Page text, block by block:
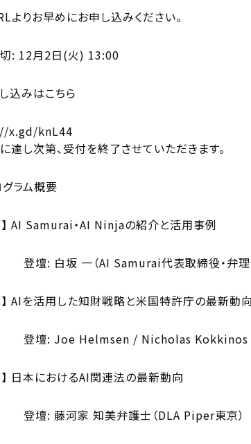
よりお早めにお申し込みください。
: 12月2日(火) 13:00
込みはこちら
x.gd/knL44
達し次第、受付を終了させていただきます。
ラム概要
】 AI Samurai・AI Ninjaの紹介と活用事例
白坂 一（AI Samurai代表取締役・弁理
】 AIを活用した知財戦略と米国特許庁の最
Joe Helmsen / Nicholas Kokkinos（DLA
】 日本におけるAI関連法の最新動向
藤河家 知美弁護士（DLA Piper東京）